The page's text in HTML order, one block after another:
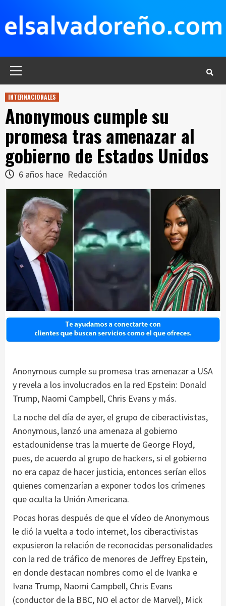
contenido
INTERNACIONALES
Anonymous cumple su
promesa tras amenazar al
gobierno de Estados Unidos
6 años hace Redacción
Anonymous cumple su promesa tras amenazar a USA
y revela a los involucrados en la red Epstein: Donald
Trump, Naomi Campbell, Chris Evans y más.
La noche del día de ayer, el grupo de ciberactivistas,
Anonymous, lanzó una amenaza al gobierno
estadounidense tras la muerte de George Floyd,
pues, de acuerdo al grupo de hackers, si el gobierno
no era capaz de hacer justicia, entonces serían ellos
quienes comenzarían a exponer todos los crímenes
que oculta la Unión Americana.
Pocas horas después de que el vídeo de Anonymous
le dió la vuelta a todo internet, los ciberactivistas
expusieron la relación de reconocidas personalidades
con la red de tráfico de menores de Jeffrey Epstein,
en donde destacan nombres como el de Ivanka e
Ivana Trump, Naomi Campbell, Chris Evans
(conductor de la BBC, NO el actor de Marvel), Mick